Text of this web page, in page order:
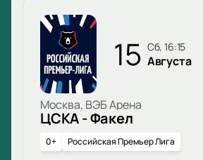
15 сб, 16:15
Августа
Москва, ВЭБ Арена
ЦСКА - Факел
0+ Российская Премьер Лига